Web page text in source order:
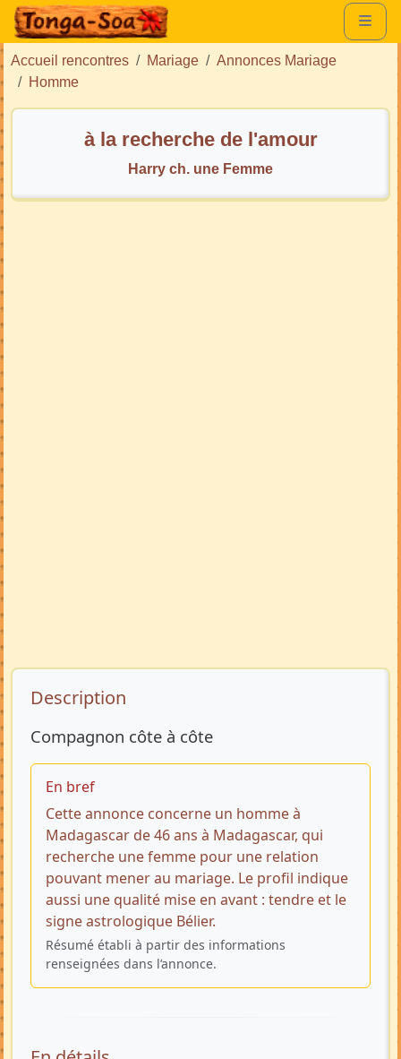
Accueil rencontres Mariage
Annonces Mariage
Homme
à la recherche de l'amour
Harry ch. une Femme
Description de l’annonce
Description
Compagnon côte à côte
En bref
Cette annonce concerne un homme à
Madagascar de 46 ans à Madagascar, qui
recherche une femme pour une relation
pouvant mener au mariage. Le profil indique
aussi une qualité mise en avant : tendre et le
signe astrologique Bélier.
Résumé établi à partir des informations
renseignées dans l’annonce.